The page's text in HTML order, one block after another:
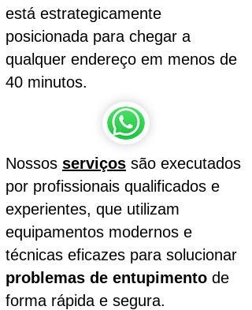
está estrategicamente
posicionada para chegar a
qualquer endereço em menos de
40 minutos.
Nossos serviços são executados
por profissionais qualificados e
experientes, que utilizam
equipamentos modernos e
técnicas eficazes para solucionar
problemas de entupimento de
forma rápida e segura.